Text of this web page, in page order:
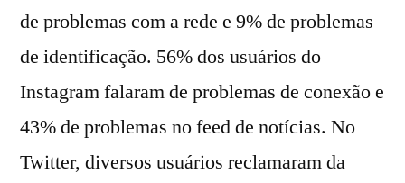
de problemas com a rede e 9% de problemas
de identificação. 56% dos usuários do
Instagram falaram de problemas de conexão e
43% de problemas no feed de notícias. No
Twitter, diversos usuários reclamaram da